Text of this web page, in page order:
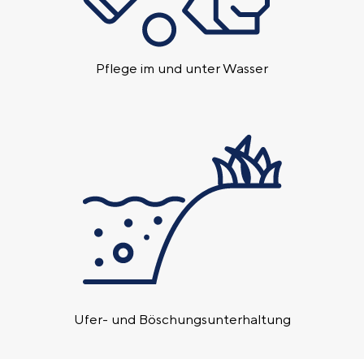
Pflege im und unter Wasser
Ufer- und Böschungs­unterhaltung